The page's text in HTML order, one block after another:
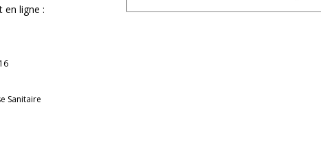
en ligne :
Sanitaire